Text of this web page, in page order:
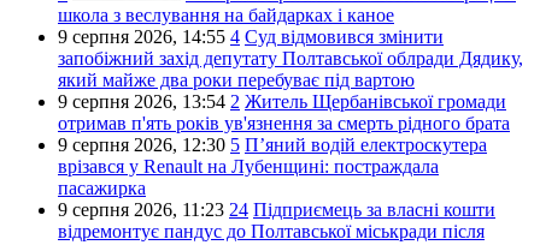
школа з веслування на байдарках і каное
9 серпня 2026, 14:55 4 Суд відмовився змінити
запобіжний захід депутату Полтавської облради Дядику,
який майже два роки перебуває під вартою
9 серпня 2026, 13:54 2 Житель Щербанівської громади
отримав п'ять років ув'язнення за смерть рідного брата
9 серпня 2026, 12:30 5 П’яний водій електроскутера
врізався у Renault на Лубенщині: постраждала
пасажирка
9 серпня 2026, 11:23 24 Підприємець за власні кошти
відремонтує пандус до Полтавської міськради після